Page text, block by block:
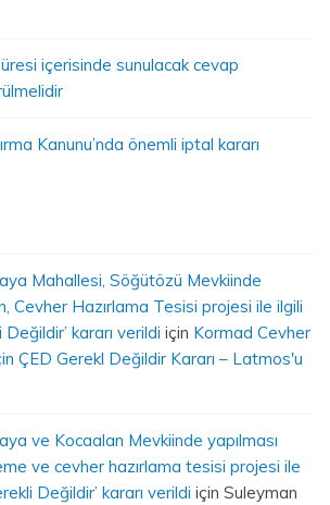
içerisinde sunulacak cevap
Kanunu’nda önemli iptal kararı
Mahallesi, Söğütözü Mevkiinde
Cevher Hazırlama Tesisi projesi ile ilgili
kararı verildi için Kormad Cevher
ÇED Gerekl Değildir Kararı – Latmos'u
ve Kocaalan Mevkiinde yapılması
ve cevher hazırlama tesisi projesi ile
Değildir’ kararı verildi için Suleyman